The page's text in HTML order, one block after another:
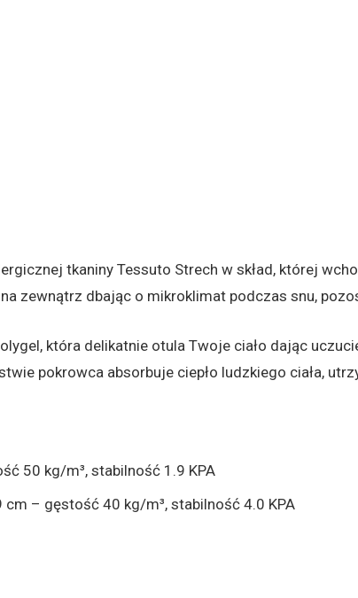
tkaniny Tessuto Strech w skład, której
zewnątrz dbając o mikroklimat podczas snu,
która delikatnie otula Twoje ciało dając
pokrowca absorbuje ciepło ludzkiego ciała,
50 kg/m³, stabilność 1.9 KPA
– gęstość 40 kg/m³, stabilność 4.0 KPA